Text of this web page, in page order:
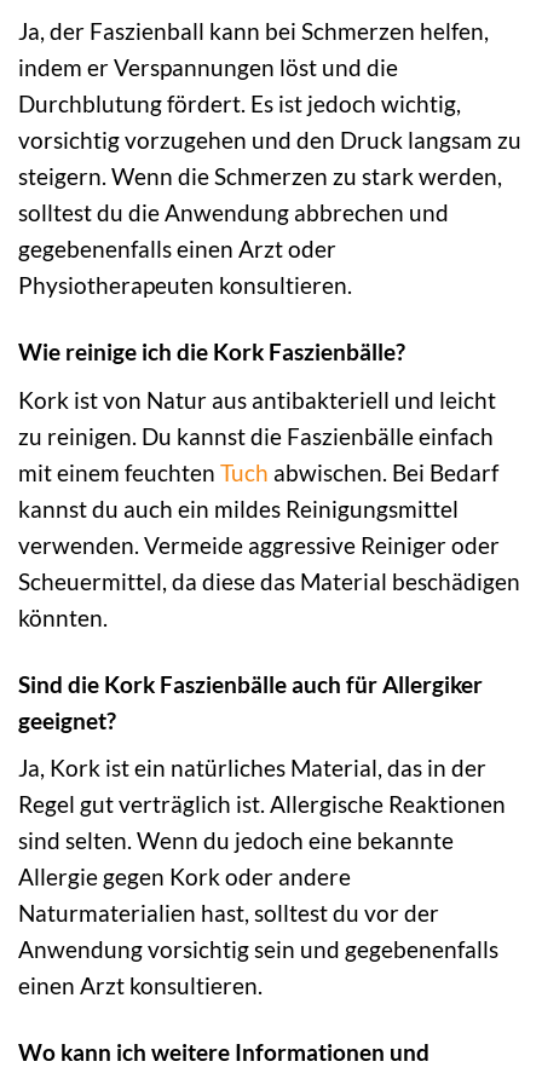
Ja, der Faszienball kann bei Schmerzen helfen,
indem er Verspannungen löst und die
Durchblutung fördert. Es ist jedoch wichtig,
vorsichtig vorzugehen und den Druck langsam zu
steigern. Wenn die Schmerzen zu stark werden,
solltest du die Anwendung abbrechen und
gegebenenfalls einen Arzt oder
Physiotherapeuten konsultieren.
Wie reinige ich die Kork Faszienbälle?
Kork ist von Natur aus antibakteriell und leicht
zu reinigen. Du kannst die Faszienbälle einfach
mit einem feuchten Tuch abwischen. Bei Bedarf
kannst du auch ein mildes Reinigungsmittel
verwenden. Vermeide aggressive Reiniger oder
Scheuermittel, da diese das Material beschädigen
könnten.
Sind die Kork Faszienbälle auch für Allergiker
geeignet?
Ja, Kork ist ein natürliches Material, das in der
Regel gut verträglich ist. Allergische Reaktionen
sind selten. Wenn du jedoch eine bekannte
Allergie gegen Kork oder andere
Naturmaterialien hast, solltest du vor der
Anwendung vorsichtig sein und gegebenenfalls
einen Arzt konsultieren.
Wo kann ich weitere Informationen und